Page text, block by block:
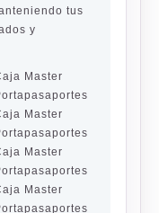
tus
y
Master
Master
Master
Master